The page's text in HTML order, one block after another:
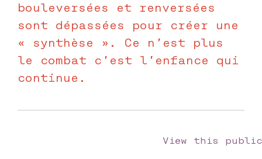
bouleversées et renversées
sont dépassées pour créer une
« synthèse ». Ce n’est plus
le combat c’est l’enfance qui
continue.
View this